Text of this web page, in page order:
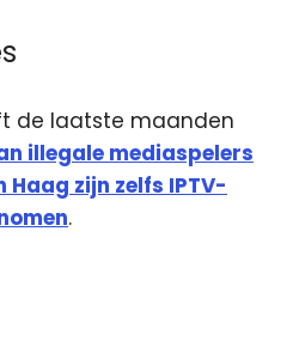
de laatste maanden
illegale mediaspelers
Haag zijn zelfs IPTV-
.